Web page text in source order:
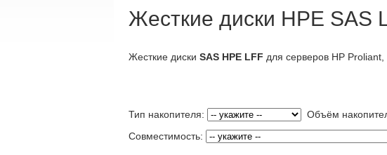
Жесткие диски HPE SAS
Жесткие диски SAS HPE LFF для серверов HP
Тип накопителя: Объём
Совместимость: